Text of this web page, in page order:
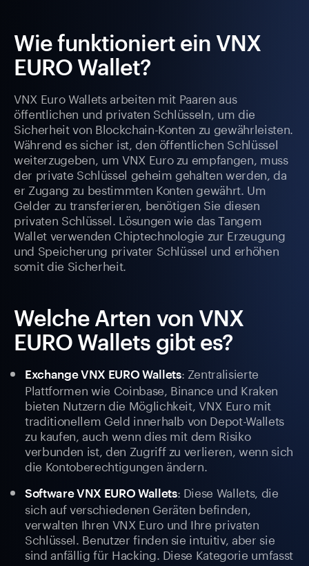
Wie funktioniert ein VNX
EURO Wallet?
VNX Euro Wallets arbeiten mit Paaren aus
öffentlichen und privaten Schlüsseln, um die
Sicherheit von Blockchain-Konten zu gewährleisten.
Während es sicher ist, den öffentlichen Schlüssel
weiterzugeben, um VNX Euro zu empfangen, muss
der private Schlüssel geheim gehalten werden, da
er Zugang zu bestimmten Konten gewährt. Um
Gelder zu transferieren, benötigen Sie diesen
privaten Schlüssel. Lösungen wie das Tangem
Wallet verwenden Chiptechnologie zur Erzeugung
und Speicherung privater Schlüssel und erhöhen
somit die Sicherheit.
Welche Arten von VNX
EURO Wallets gibt es?
Exchange VNX EURO Wallets: Zentralisierte
Plattformen wie Coinbase, Binance und Kraken
bieten Nutzern die Möglichkeit, VNX Euro mit
traditionellem Geld innerhalb von Depot-Wallets
zu kaufen, auch wenn dies mit dem Risiko
verbunden ist, den Zugriff zu verlieren, wenn sich
die Kontoberechtigungen ändern.
Software VNX EURO Wallets: Diese Wallets, die
sich auf verschiedenen Geräten befinden,
verwalten Ihren VNX Euro und Ihre privaten
Schlüssel. Benutzer finden sie intuitiv, aber sie
sind anfällig für Hacking. Diese Kategorie umfasst